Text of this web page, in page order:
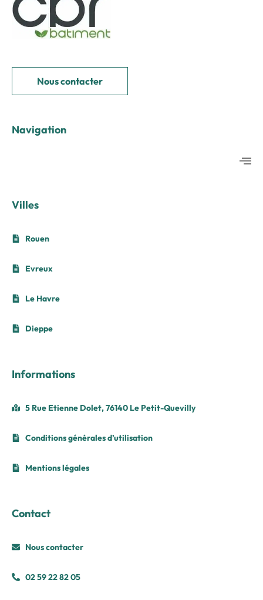
Nous contacter
Navigation
Villes
Rouen
Evreux
Le Havre
Dieppe
Informations
5 Rue Etienne Dolet, 76140 Le Petit-Quevilly
Conditions générales d’utilisation
Mentions légales
Contact
Nous contacter
02 59 22 82 05